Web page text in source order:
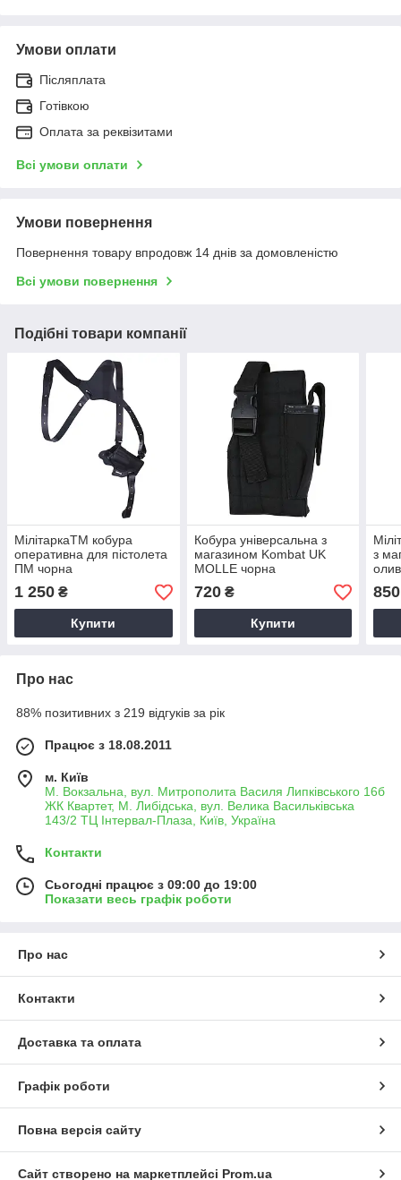
Умови оплати
Післяплата
Готівкою
Оплата за реквізитами
Всі умови оплати
Умови повернення
Повернення товару впродовж 14 днів за домовленістю
Всі умови повернення
Подібні товари компанії
МілітаркаTM кобура
оперативна для пістолета
ПМ чорна
1 250 ₴
Купити
Кобура універсальна з
магазином Kombat UK
MOLLE чорна
720₴
Купити
з
850
Про нас
88% позитивних з 219 відгуків за рік
Працює з 18.08.2011
м. Київ
М. Вокзальна, вул. Митрополита Василя Липківського 16б
ЖК Квартет, М. Либідська, вул. Велика Васильківська
143/2 ТЦ Інтервал-Плаза, Київ, Україна
Контакти
Сьогодні працює з 09:00 до 19:00
Показати весь графік роботи
Про нас
Контакти
Доставка та оплата
Графік роботи
Повна версія сайту
Сайт створено на маркетплейсі Prom.ua